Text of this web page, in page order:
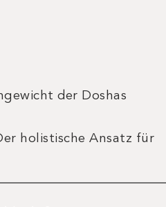
der Doshas
holistische Ansatz für